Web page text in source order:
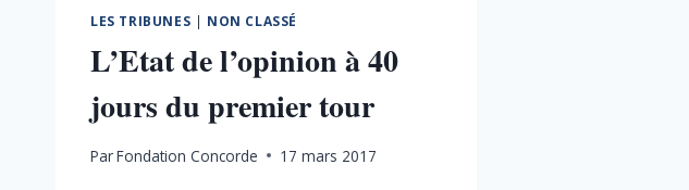
LES TRIBUNES | NON CLASSÉ
L’Etat de l’opinion à 40
jours du premier tour
ParFondation Concorde 17 mars 2017